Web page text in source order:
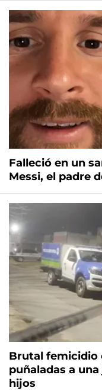
Falleció en un
Messi, el padre
Brutal femicidio
puñaladas a
hijos